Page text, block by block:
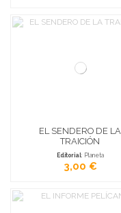
EL SENDERO DE LA
TRAICIÓN
Editorial: Planeta
3,00 €